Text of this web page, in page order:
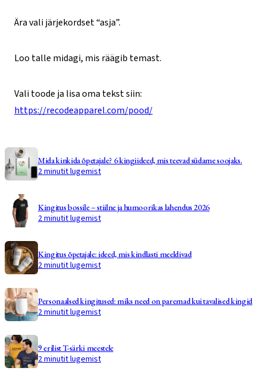
Ära vali järjekordset “asja”.
Loo talle midagi, mis räägib temast.
Vali toode ja lisa oma tekst siin:
https://recodeapparel.com/pood/
Mida kinkida õpetajale? 6 kingiideed, mis teevad südame soojaks.
2 minutit lugemist
Kingitus bossile – stiilne ja humoorikas lahendus 2026
2 minutit lugemist
Kingitus õpetajale: ideed, mis kindlasti meeldivad
2 minutit lugemist
Personaalsed kingitused: miks need on paremad kui tavalised kingid
2 minutit lugemist
9 erilist T-särki meestele
2 minutit lugemist